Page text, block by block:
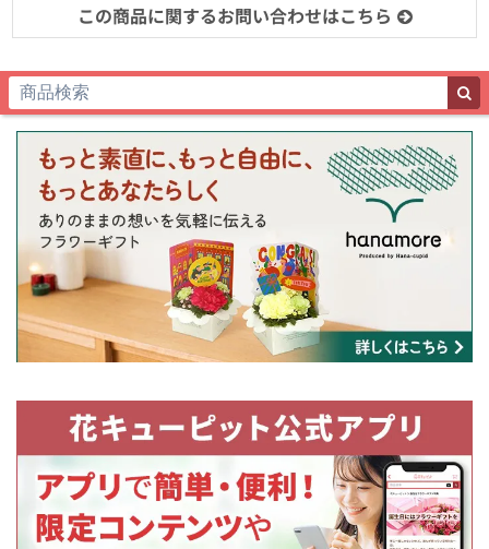
この商品に関するお問い合わせはこちら